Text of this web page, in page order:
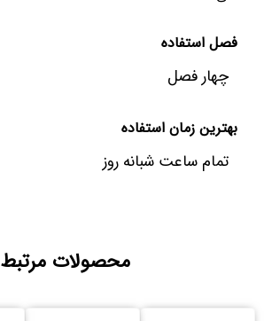
فصل استفاده
چهار فصل
بهترین زمان استفاده
تمام ساعت شبانه روز
محصولات مرتبط